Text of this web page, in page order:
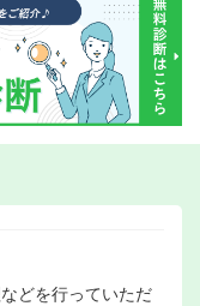
どを行っていただ